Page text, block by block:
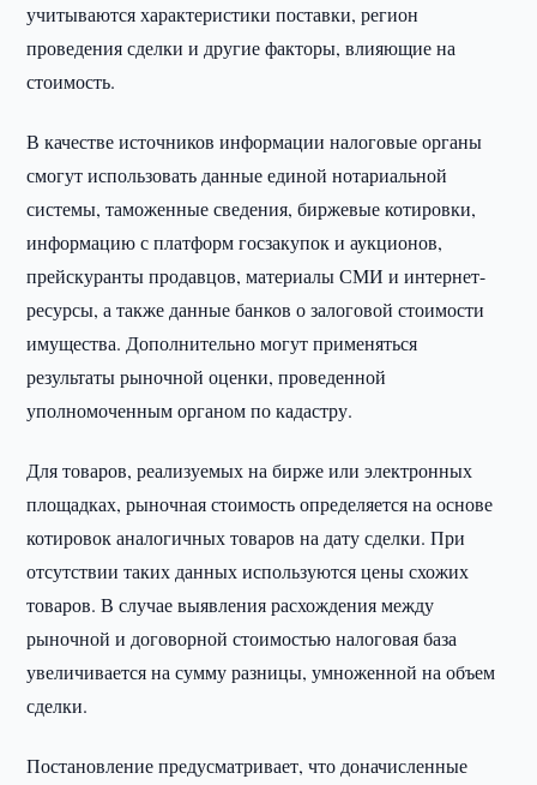
учитываются характеристики поставки, регион
проведения сделки и другие факторы, влияющие на
стоимость.
В качестве источников информации налоговые органы
смогут использовать данные единой нотариальной
системы, таможенные сведения, биржевые котировки,
информацию с платформ госзакупок и аукционов,
прейскуранты продавцов, материалы СМИ и интернет-
ресурсы, а также данные банков о залоговой стоимости
имущества. Дополнительно могут применяться
результаты рыночной оценки, проведенной
уполномоченным органом по кадастру.
Для товаров, реализуемых на бирже или электронных
площадках, рыночная стоимость определяется на основе
котировок аналогичных товаров на дату сделки. При
отсутствии таких данных используются цены схожих
товаров. В случае выявления расхождения между
рыночной и договорной стоимостью налоговая база
увеличивается на сумму разницы, умноженной на объем
сделки.
Постановление предусматривает, что доначисленные